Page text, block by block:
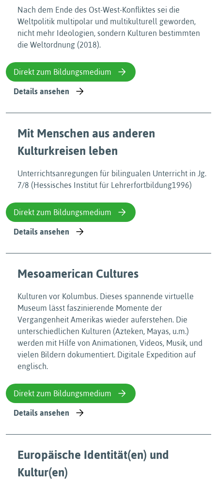
Nach dem Ende des Ost-West-Konfliktes sei die
Weltpolitik multipolar und multikulturell geworden,
nicht mehr Ideologien, sondern Kulturen bestimmten
die Weltordnung (2018).
Direkt zum Bildungsmedium
Details ansehen
Mit Menschen aus anderen
Kulturkreisen leben
Unterrichtsanregungen für bilingualen Unterricht in Jg.
7/8 (Hessisches Institut für Lehrerfortbildung1996)
Direkt zum Bildungsmedium
Details ansehen
Mesoamerican Cultures
Kulturen vor Kolumbus. Dieses spannende virtuelle
Museum lässt faszinierende Momente der
Vergangenheit Amerikas wieder auferstehen. Die
unterschiedlichen Kulturen (Azteken, Mayas, u.m.)
werden mit Hilfe von Animationen, Videos, Musik, und
vielen Bildern dokumentiert. Digitale Expedition auf
englisch.
Direkt zum Bildungsmedium
Details ansehen
Europäische Identität(en) und
Kultur(en)